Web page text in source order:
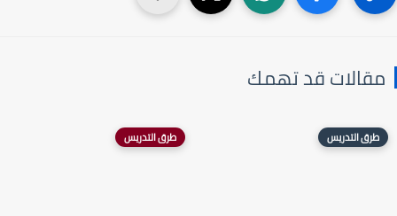
مقالات قد تهمك
طرق التدريس طرق التدريس